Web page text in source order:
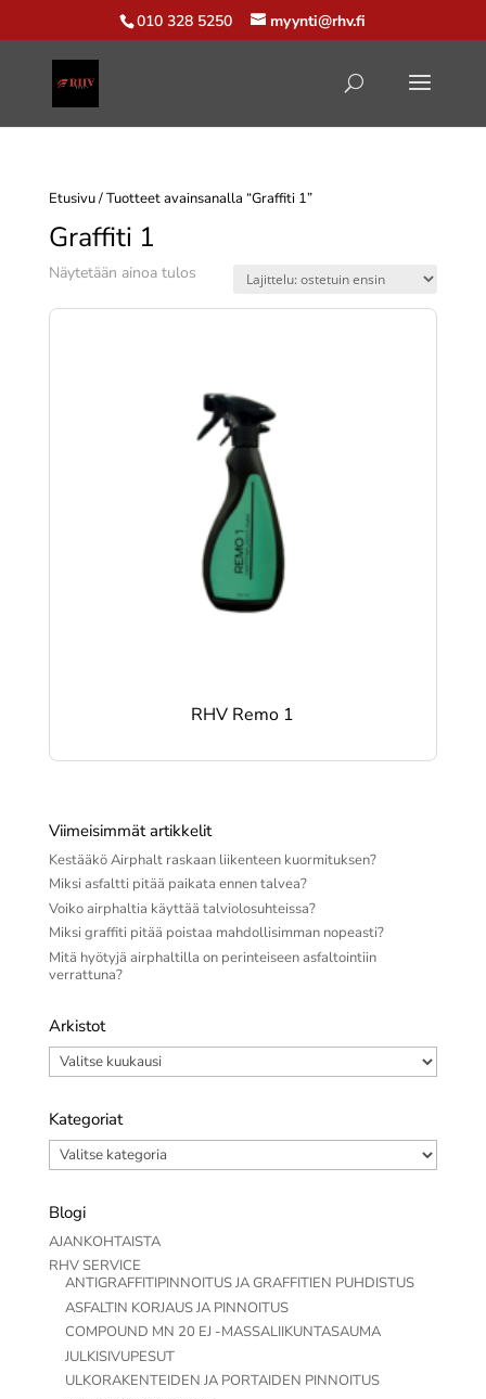
010 328 5250 myynti@rhv.fi
Etusivu/ Tuotteet avainsanalla “Graffiti 1”
Graffiti 1
Näytetään ainoa tulos
RHV Remo 1
Viimeisimmät artikkelit
Kestääkö Airphalt raskaan liikenteen kuormituksen?
Miksi asfaltti pitää paikata ennen talvea?
Voiko airphaltia käyttää talviolosuhteissa?
Miksi graffiti pitää poistaa mahdollisimman nopeasti?
Mitä hyötyjä airphaltilla on perinteiseen asfaltointiin
verrattuna?
Arkistot
Arkistot
Kategoriat
Kategoriat
Blogi
AJANKOHTAISTA
RHV SERVICE
ANTIGRAFFITIPINNOITUS JA GRAFFITIEN PUHDISTUS
ASFALTIN KORJAUS JA PINNOITUS
COMPOUND MN 20 EJ -MASSALIIKUNTASAUMA
JULKISIVUPESUT
ULKORAKENTEIDEN JA PORTAIDEN PINNOITUS